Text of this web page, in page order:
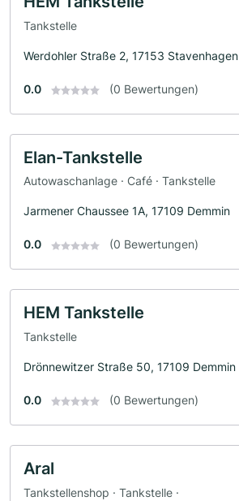
Tankstelle
Werdohler Straße 2, 17153 Stavenhagen
0.0 (0 Bewertungen)
Elan-Tankstelle
Autowaschanlage · Café · Tankstelle
Jarmener Chaussee 1A, 17109 Demmin
0.0 (0 Bewertungen)
HEM Tankstelle
Tankstelle
Drönnewitzer Straße 50, 17109 Demmin
0.0 (0 Bewertungen)
Aral
Tankstellenshop · Tankstelle ·